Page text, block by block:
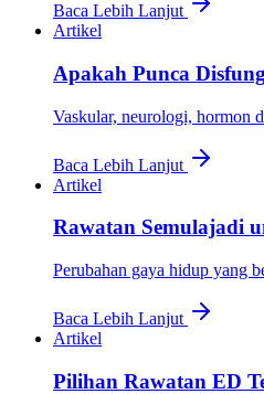
Baca Lebih Lanjut
Artikel
Apakah Punca
Vaskular, neurologi, hormon
Baca Lebih Lanjut
Artikel
Rawatan Semulajadi
Perubahan gaya hidup yang
Baca Lebih Lanjut
Artikel
Pilihan Rawatan ED